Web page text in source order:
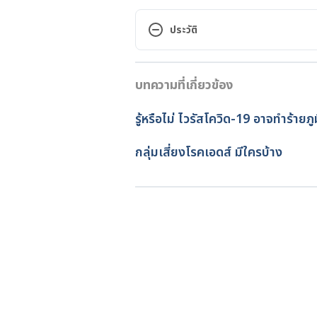
สถานการณ์การติดเชื้อ HIV ในพื้นที่ก
http://www.bangkok.go.th/
f. Accessed 7 March 2023.
What Are HIV and AIDS?
aids/what-are-hiv-and-aids.
How Can You Get Support
basics/hiv-testing/just-
ประวัติ
07/03/2023
เขียนโดย
ทีม Hello คุณหมอ
ตรวจสอบความถูกต้องของข้อมูล
อัปเดตโดย:
Duangkamon
บทความที่เกี่ยวข้อง
รู้หรือไม่ ไวรัสโควิด-19 อาจทำร้า
กลุ่มเสี่ยงโรคเอดส์ มีใครบ้าง